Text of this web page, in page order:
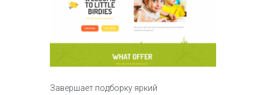
Завершает подборку яркий